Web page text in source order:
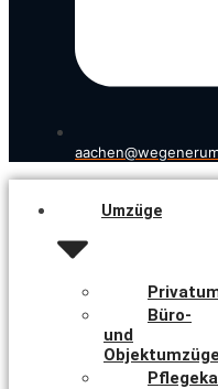
Umzüge
Büro-
und
Objektumzüge